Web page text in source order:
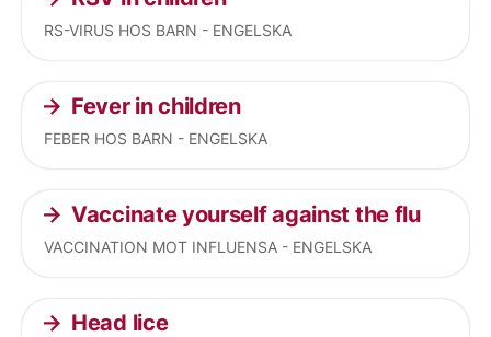
RS-VIRUS HOS BARN - ENGELSKA
Fever in children
FEBER HOS BARN - ENGELSKA
Vaccinate yourself against the flu
VACCINATION MOT INFLUENSA - ENGELSKA
Head lice